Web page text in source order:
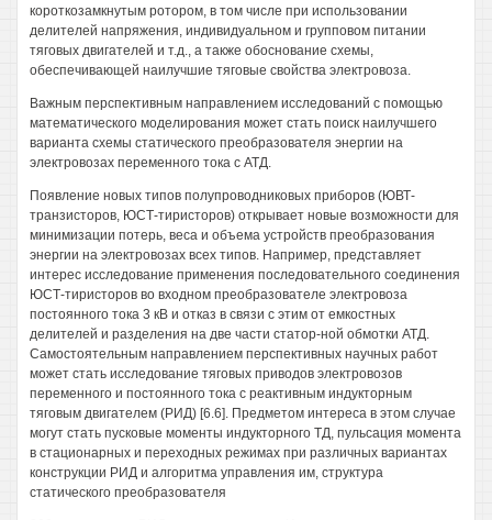
короткозамкнутым ротором, в том числе при использовании
делителей напряжения, индивидуальном и групповом питании
тяговых двигателей и т.д., а также обоснование схемы,
обеспечивающей наилучшие тяговые свойства электровоза.
Важным перспективным направлением исследований с помощью
математического моделирования может стать поиск наилучшего
варианта схемы статического преобразователя энергии на
электровозах переменного тока с АТД.
Появление новых типов полупроводниковых приборов (ЮВТ-
транзисторов, ЮСТ-тиристоров) открывает новые возможности для
минимизации потерь, веса и объема устройств преобразования
энергии на электровозах всех типов. Например, представляет
интерес исследование применения последовательного соединения
ЮСТ-тиристоров во входном преобразователе электровоза
постоянного тока 3 кВ и отказ в связи с этим от емкостных
делителей и разделения на две части статор-ной обмотки АТД.
Самостоятельным направлением перспективных научных работ
может стать исследование тяговых приводов электровозов
переменного и постоянного тока с реактивным индукторным
тяговым двигателем (РИД) [6.6]. Предметом интереса в этом случае
могут стать пусковые моменты индукторного ТД, пульсация момента
в стационарных и переходных режимах при различных вариантах
конструкции РИД и алгоритма управления им, структура
статического преобразователя